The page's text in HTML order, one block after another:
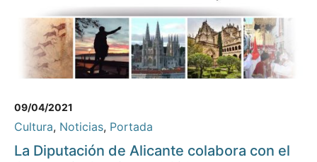
09/04/2021
Cultura, Noticias, Portada
La Diputación de Alicante colabora con el